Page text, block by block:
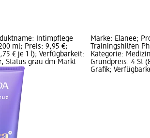
Intimpflege
ml; Preis: 9,95 €;
€ je 1 l); Verfügbarkeit:
Status grau dm-Markt
Marke: Elanee;
Trainingshilfen
Kategorie:
Grundpreis: 4 St
Grafik;